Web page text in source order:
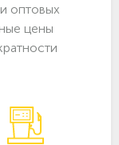
оптовых
цены